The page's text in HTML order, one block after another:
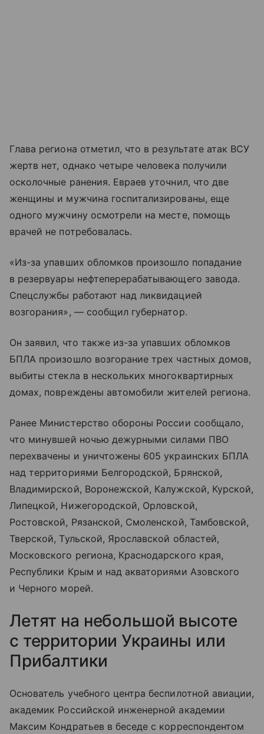
Глава региона отметил, что в результате атак ВСУ
жертв нет, однако четыре человека получили
осколочные ранения. Евраев уточнил, что две
женщины и мужчина госпитализированы, еще
одного мужчину осмотрели на месте, помощь
врачей не потребовалась.
«Из-за упавших обломков произошло попадание
в резервуары нефтеперерабатывающего завода.
Спецслужбы работают над ликвидацией
возгорания», — сообщил губернатор.
Он заявил, что также из-за упавших обломков
БПЛА произошло возгорание трех частных домов,
выбиты стекла в нескольких многоквартирных
домах, повреждены автомобили жителей региона.
Ранее Министерство обороны России сообщало,
что минувшей ночью дежурными силами ПВО
перехвачены и уничтожены 605 украинских БПЛА
над территориями Белгородской, Брянской,
Владимирской, Воронежской, Калужской, Курской,
Липецкой, Нижегородской, Орловской,
Ростовской, Рязанской, Смоленской, Тамбовской,
Тверской, Тульской, Ярославской областей,
Московского региона, Краснодарского края,
Республики Крым и над акваториями Азовского
и Черного морей.
Летят на небольшой высоте
с территории Украины или
Прибалтики
Основатель учебного центра беспилотной авиации,
академик Российской инженерной академии
Максим Кондратьев в беседе с корреспондентом